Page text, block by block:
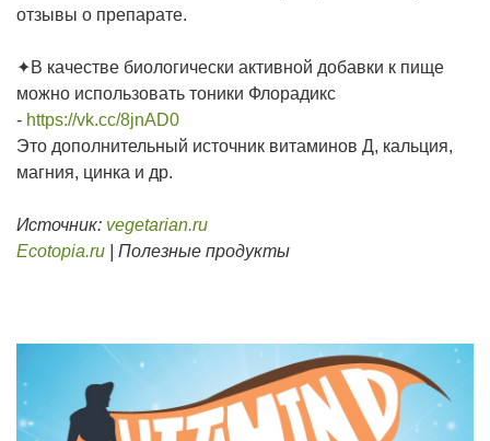
отзывы о препарате.
✦В качестве биологически активной добавки к пище
можно использовать тоники Флорадикс
- https://vk.cc/8jnAD0
Это дополнительный источник витаминов Д, кальция,
магния, цинка и др.
Источник: vegetarian.ru
Ecotopia.ru | Полезные продукты